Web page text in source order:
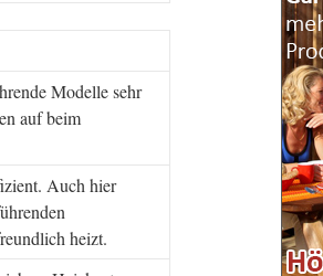
Modelle sehr
auf beim
Auch hier
heizt.